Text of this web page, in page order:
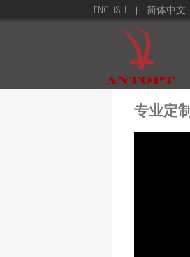
ENGLISH 简体中文
专业定制